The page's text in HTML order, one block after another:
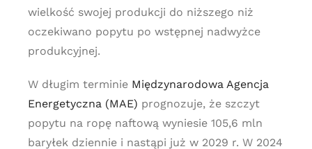
wielkość swojej produkcji do niższego niż
oczekiwano popytu po wstępnej nadwyżce
produkcyjnej.
W długim terminie Międzynarodowa Agencja
Energetyczna (MAE) prognozuje, że szczyt
popytu na ropę naftową wyniesie 105,6 mln
baryłek dziennie i nastąpi już w 2029 r. W 2024